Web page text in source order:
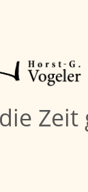
Zeit